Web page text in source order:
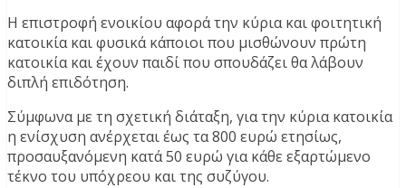
Η επιστροφή ενοικίου αφορά την κύρια και φοιτητική
κατοικία και φυσικά κάποιοι που μισθώνουν πρώτη
κατοικία και έχουν παιδί που σπουδάζει θα λάβουν
διπλή επιδότηση.
Σύμφωνα με τη σχετική διάταξη, για την κύρια κατοικία
η ενίσχυση ανέρχεται έως τα 800 ευρώ ετησίως,
προσαυξανόμενη κατά 50 ευρώ για κάθε εξαρτώμενο
τέκνο του υπόχρεου και της συζύγου.